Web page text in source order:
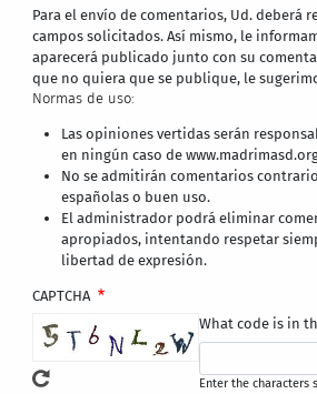
Para el envío de comentarios, Ud. deberá
campos solicitados. Así mismo, le
aparecerá publicado junto con su
que no quiera que se publique, le
Normas de uso:
Las opiniones vertidas serán
en ningún caso de
No se admitirán comentarios
españolas o buen uso.
El administrador podrá eliminar
apropiados, intentando respetar
libertad de expresión.
CAPTCHA
What code is in
Enter the characters